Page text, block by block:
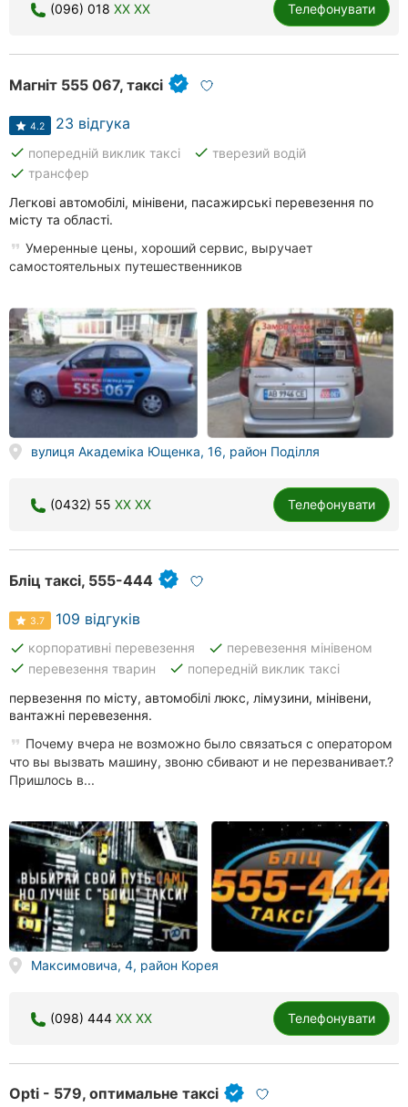
(096) 018 XX XX Телефонувати
Магніт 555 067, таксі
4.2 23 відгука
done попередній виклик таксі done тверезий водій
done трансфер
Легкові автомобілі, мінівени, пасажирські перевезення по
місту та області.
Умеренные цены, хороший сервис, выручает
самостоятельных путешественников
вулиця Академіка Ющенка, 16, район Поділля
(0432) 55 XX XX Телефонувати
Бліц таксі, 555-444
3.7 109 відгуків
done корпоративні перевезення done перевезення мінівеном
done перевезення тварин done попередній виклик таксі
первезення по місту, автомобілі люкс, лімузини, мінівени,
вантажні перевезення.
Почему вчера не возможно было связаться с оператором
что вы вызвать машину, звоню сбивают и не перезванивает.?
Пришлось в...
Максимовича, 4, район Корея
(098) 444 XX XX Телефонувати
Opti - 579, оптимальне таксі